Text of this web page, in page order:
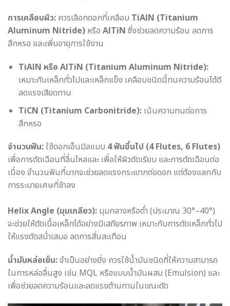
การเคลือบผิว: ควรเลือกดอกที่เคลือบ TiAlN (Titanium
Aluminum Nitride) หรือ AlTiN ซึ่งช่วยลดความร้อน ลดการ
สึกหรอ และเพิ่มอายุการใช้งาน
TiAlN หรือ AlTiN (Titanium Aluminum Nitride):
เหมาะกับเหล็กทั่วไปและเหล็กแข็ง เคลือบชนิดนี้ทนความร้อนได้ดี
ลดแรงเสียดทาน
TiCN (Titanium Carbonitride):เน้นความทนต่อการ
สึกหรอ
จำนวนฟัน:ใช้ดอกเอ็นมิลแบบ 4 ฟันขึ้นไป (4 Flutes, 6 Flutes)
เพื่อการตัดเฉือนที่ลื่นไหลและ เพื่อให้ผิวตัดเรียบ และการตัดเฉือนต่อ
เนื่อง จำนวนฟันที่มากจะช่วยลดแรงกระแทกต่อดอก แต่ต้องแลกกับ
การระบายเศษที่ช้าลง
Helix Angle (มุมเกลียว): มุมกลางหรือต่ำ (ประมาณ 30°–40°)
จะช่วยให้ตัดเนื้อเหล็กได้อย่างมีเสถียรภาพ เหมาะกับการตัดเหล็กทั่วไป
ให้แรงตัดสม่ำเสมอ ลดการสั่นสะเทือน
น้ำมันหล่อเย็น:จำเป็นอย่างยิ่ง ควรใช้น้ำมันชนิดที่ให้ความสามารถ
ในการหล่อลื่นสูง เช่น MQL หรือแบบน้ำมันผสม (Emulsion) และ
เพื่อช่วยลดความร้อนและลดแรงต้านทานในขณะตัด